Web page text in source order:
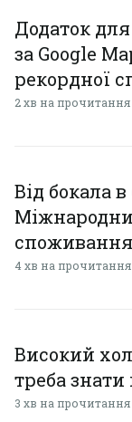
Додаток
за Google
рекордної
2 хв на прочитання
Від бокала
споживання
4 хв на прочитання
Високий
треба
3 хв на прочитання